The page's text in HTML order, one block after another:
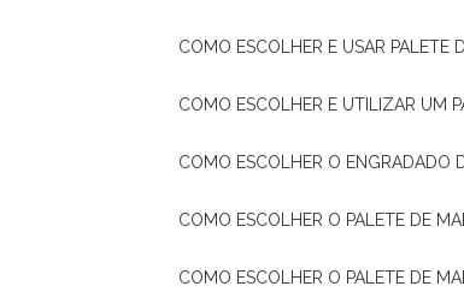
COMO ESCOLHER E USAR
COMO ESCOLHER E UTILIZAR UM
COMO ESCOLHER O ENGRADADO
COMO ESCOLHER O PALETE DE
COMO ESCOLHER O PALETE DE